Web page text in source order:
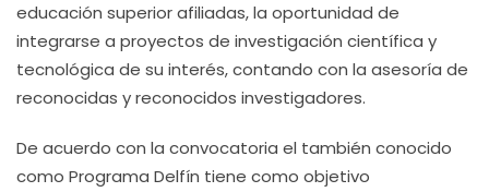
educación superior afiliadas, la oportunidad de
integrarse a proyectos de investigación científica y
tecnológica de su interés, contando con la asesoría de
reconocidas y reconocidos investigadores.
De acuerdo con la convocatoria el también conocido
como Programa Delfín tiene como objetivo